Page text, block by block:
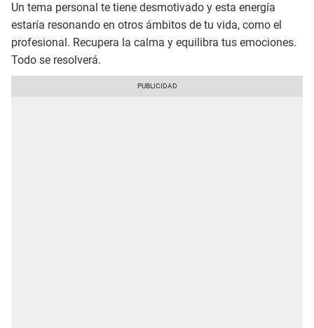
Un tema personal te tiene desmotivado y esta energía
estaría resonando en otros ámbitos de tu vida, como el
profesional. Recupera la calma y equilibra tus emociones.
Todo se resolverá.